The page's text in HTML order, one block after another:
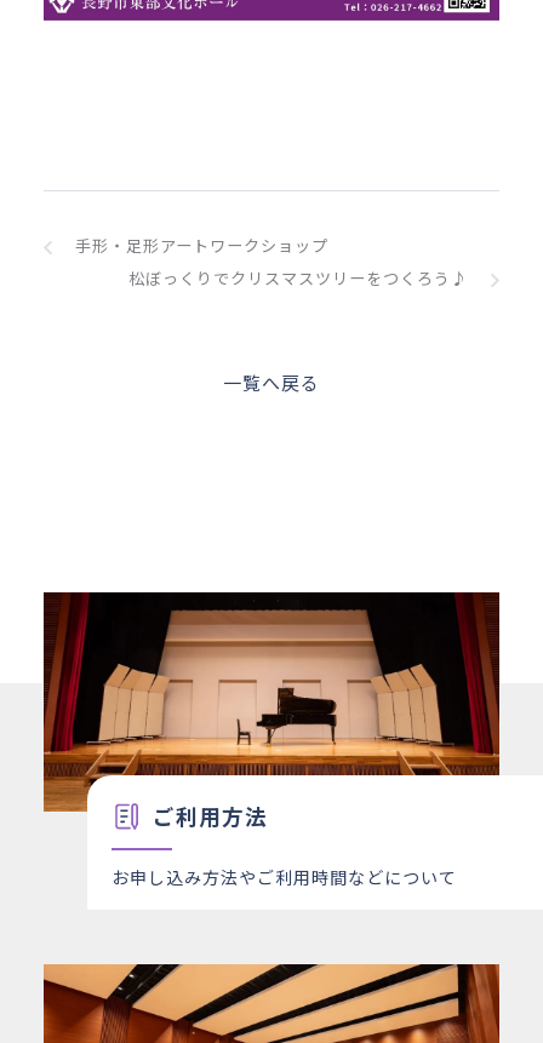
手形・足形アートワークショップ
松ぼっくりでクリスマスツリーをつくろう♪
一覧へ戻る
ご利用方法
お申し込み方法やご利用時間などについて